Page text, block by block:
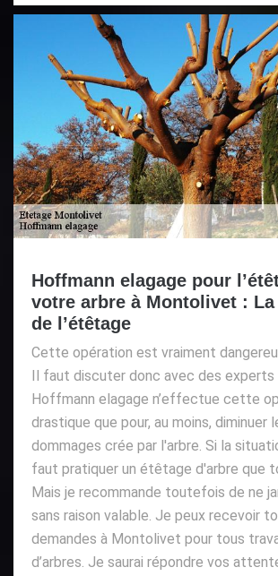
Hoffmann elagage pour
votre arbre à Montolivet :
de l’étêtage
Cette opération est vraiment
Il faut discuter donc avec des
Hoffmann elagage n’effectue cette
drastique que pour, au moins, diminuer
dommages crée par l'arbre. Si la
faut pratiquer un étêtage d'arbre que
Mais je recommande toutefois de ne
sans raison valable. Je peux recevoir
demandes à Montolivet pour tous
d’arbres. Je saurai répondre vos